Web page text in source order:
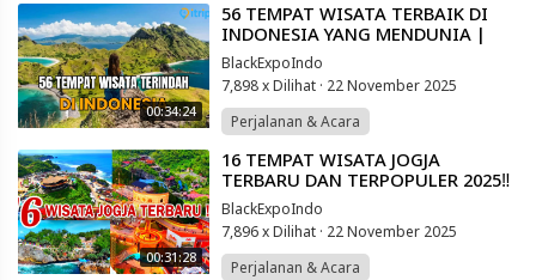
00:34:24
⁣56 TEMPAT WISATA TERBAIK DI
INDONESIA YANG MENDUNIA |
WISATA INDONESIA PAING HITS
2025
BlackExpoIndo
7,898 x Dilihat · 22 November 2025
Perjalanan & Acara
00:31:28
⁣16 TEMPAT WISATA JOGJA
TERBARU DAN TERPOPULER 2025‼️
DESTINASI WISATA HITS YANG
WAJIB DIKUNJUNGI‼️
BlackExpoIndo
7,896 x Dilihat · 22 November 2025
Perjalanan & Acara